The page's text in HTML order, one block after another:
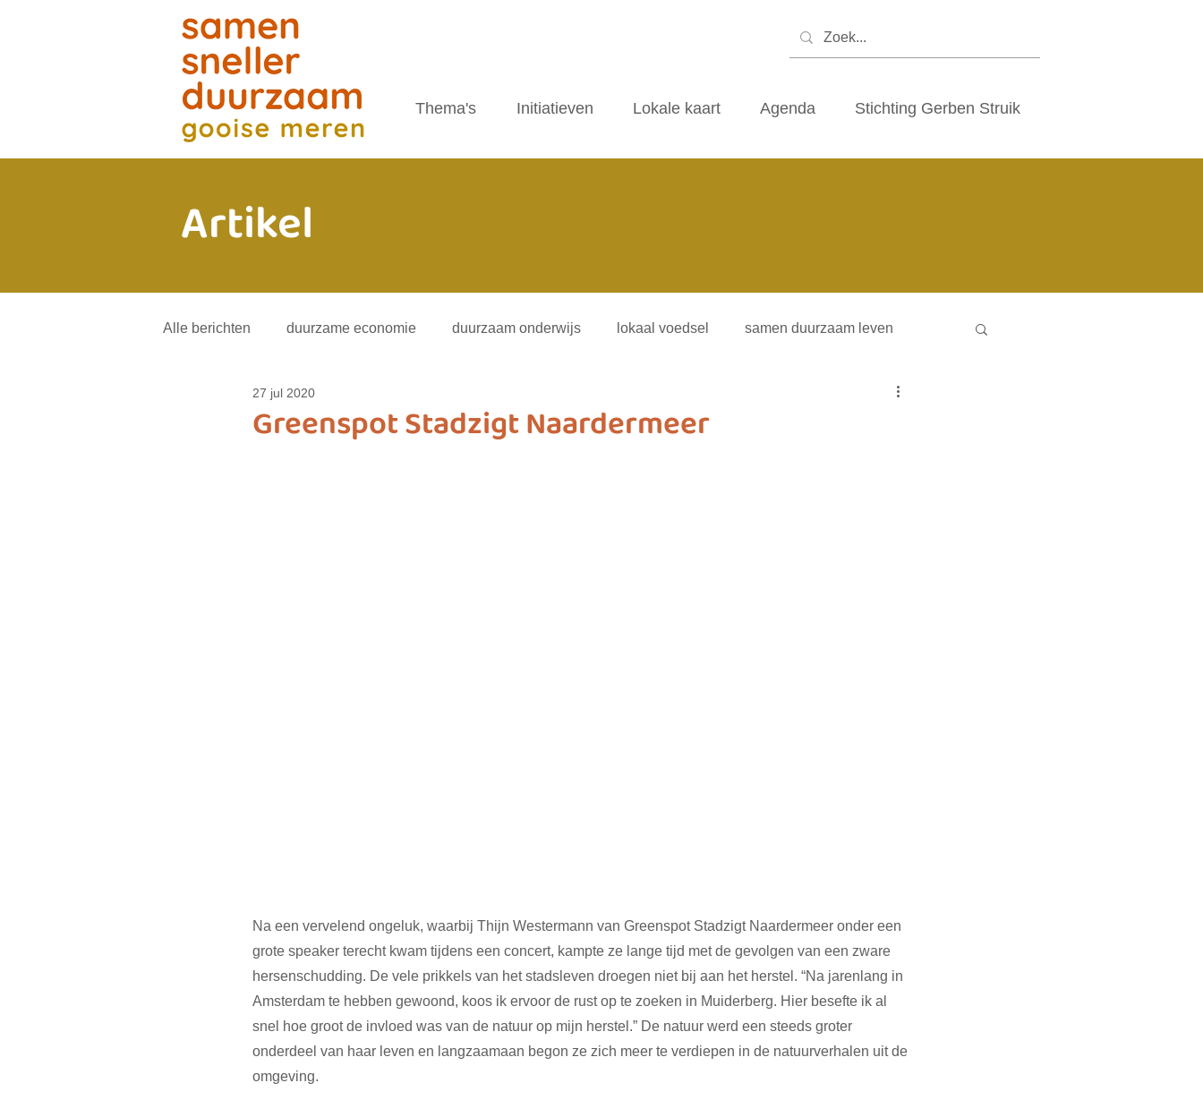
Thema's Initiatieven Lokale kaart Agenda Stichting Gerben Struik
Artikel
Alle berichten duurzame economie duurzaam onderwijs lokaal voedsel samen duurzaam leven
energietransitieGreenspot Stadzigt Naardermeer
27 jul 2020
Na een vervelend ongeluk, waarbij Thijn Westermann van Greenspot Stadzigt Naardermeer onder een
grote speaker terecht kwam tijdens een concert, kampte ze lange tijd met de gevolgen van een zware
hersenschudding. De vele prikkels van het stadsleven droegen niet bij aan het herstel. “Na jarenlang in
Amsterdam te hebben gewoond, koos ik ervoor de rust op te zoeken in Muiderberg. Hier besefte ik al
snel hoe groot de invloed was van de natuur op mijn herstel.” De natuur werd een steeds groter
onderdeel van haar leven en langzaamaan begon ze zich meer te verdiepen in de natuurverhalen uit de
omgeving.